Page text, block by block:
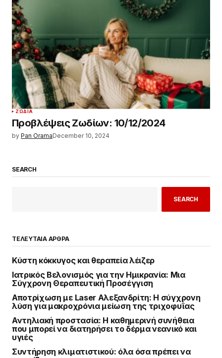
ΖΏΔΙΑ
Προβλέψεις Ζωδίων: 10/12/2024
by Pan OramaDecember 10, 2024
SEARCH
SEARCH
ΤΕΛΕΥΤΑΙΑ ΑΡΘΡΑ
Κύστη κόκκυγος και θεραπεία λέιζερ
Ιατρικός Βελονισμός για την Ημικρανία: Μια
Σύγχρονη Θεραπευτική Προσέγγιση
Αποτρίχωση με Laser Αλεξανδρίτη: Η σύγχρονη
λύση για μακροχρόνια μείωση της τριχοφυΐας
Αντηλιακή προστασία: Η καθημερινή συνήθεια
που μπορεί να διατηρήσει το δέρμα νεανικό και
υγιές
Συντήρηση κλιματιστικού: όλα όσα πρέπει να